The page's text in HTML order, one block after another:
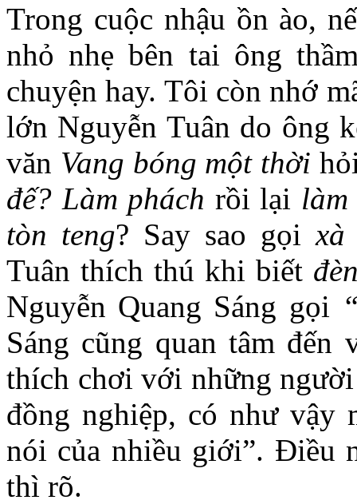
Trong cuộc nhậu ồn ào,
nhỏ nhẹ bên tai ông
chuyện hay. Tôi còn nhớ
lớn Nguyễn Tuân do ông
văn Vang bóng một thời
đế? Làm phách rồi lại làm
tòn teng? Say sao gọixà
Tuân thích thú khi biết
Nguyễn Quang Sáng gọi
Sáng cũng quan tâm đến
thích chơi với những
đồng nghiệp, có như vậy
nói của nhiều giới”. Điều
thì rõ.